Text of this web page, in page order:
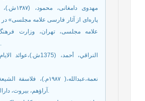
مهدوی
پاره‌ای از آثار فارسی علامه مجلسی»
علامه مجلسی، تهران، وزارت
اسلامی، ج۲.
النراقي، أحمد،
نعمة،عبدالله،( ۱۹۸۷م.)،
آراؤهم، بیروت، دارالفکراللبنانی.